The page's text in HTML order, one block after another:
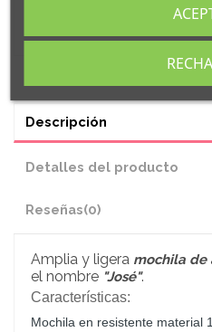
Descripción
Detalles del producto
Reseñas(0)
Amplia y ligera mochila de
el nombre "José".
Características:
Mochila en resistente material